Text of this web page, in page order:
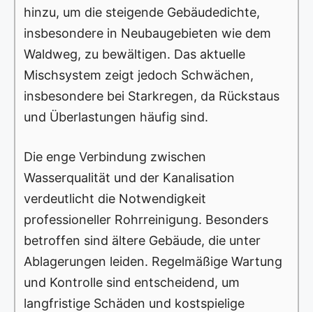
hinzu, um die steigende Gebäudedichte,
insbesondere in Neubaugebieten wie dem
Waldweg, zu bewältigen. Das aktuelle
Mischsystem zeigt jedoch Schwächen,
insbesondere bei Starkregen, da Rückstaus
und Überlastungen häufig sind.
Die enge Verbindung zwischen
Wasserqualität und der Kanalisation
verdeutlicht die Notwendigkeit
professioneller Rohrreinigung. Besonders
betroffen sind ältere Gebäude, die unter
Ablagerungen leiden. Regelmäßige Wartung
und Kontrolle sind entscheidend, um
langfristige Schäden und kostspielige